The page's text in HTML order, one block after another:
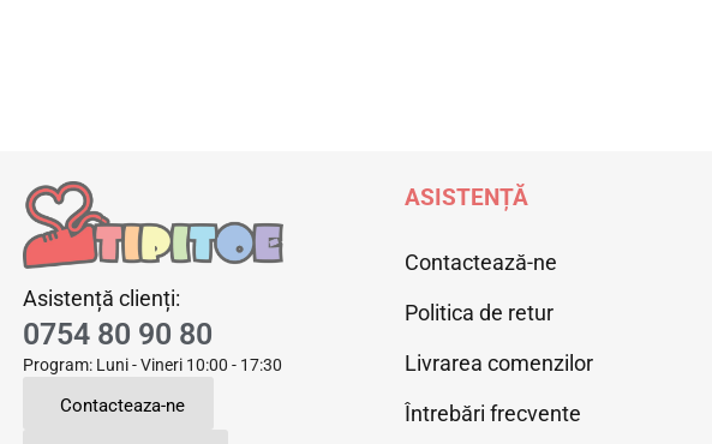
Asistență clienți:
0754 80 90 80
Program: Luni - Vineri 10:00 - 17:30
Contacteaza-ne
ASISTENȚĂ
Contactează-ne
Politica de retur
Livrarea comenzilor
Întrebări frecvente